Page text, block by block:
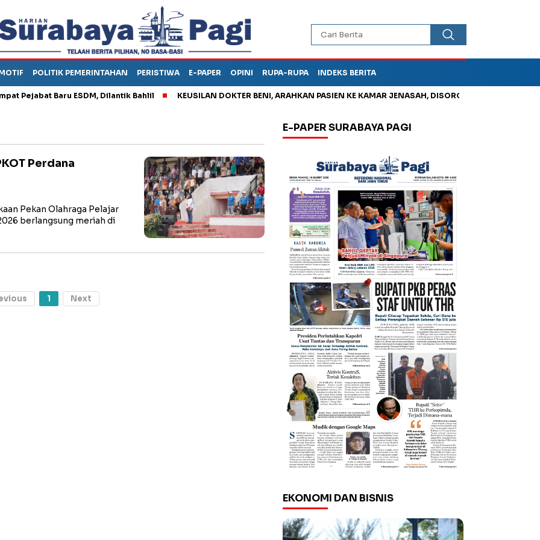
POLITIK PEMERINTAHAN PERISTIWA E-PAPER OPINI RUPA-RUPA INDEKS BERITA
Baru ESDM, Dilantik Bahlil KEUSILAN DOKTER BENI, ARAHKAN PASIEN KE KAMAR JENASAH, DISOROT
Perdana
Pekan Olahraga Pelajar
berlangsung meriah di
1 Next
E-PAPER SURABAYA PAGI
EKONOMI DAN BISNIS